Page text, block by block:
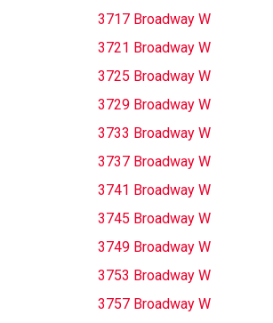
3717 Broadway W
3721 Broadway W
3725 Broadway W
3729 Broadway W
3733 Broadway W
3737 Broadway W
3741 Broadway W
3745 Broadway W
3749 Broadway W
3753 Broadway W
3757 Broadway W